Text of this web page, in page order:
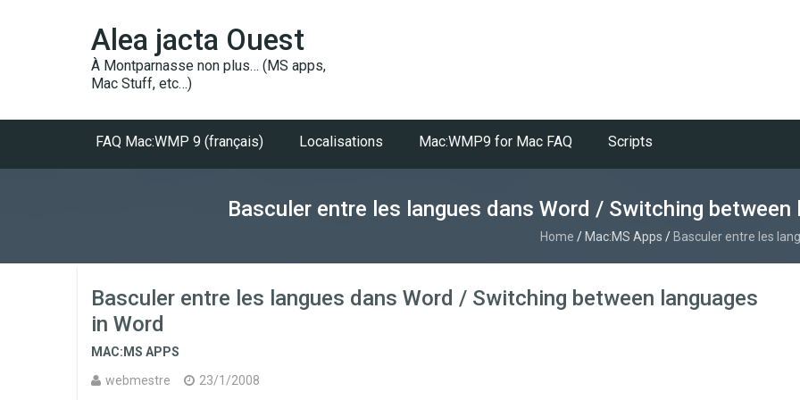
Alea jacta Ouest
À Montparnasse non plus… (MS apps,
Mac Stuff, etc…)
FAQ Mac:WMP 9 (français) Localisations Mac:WMP9 for Mac FAQ Scripts
Basculer entre les langues dans Word / Switching between
Home / Mac:MS Apps / Basculer entre les
Basculer entre les langues dans Word / Switching between languages
in Word
MAC:MS APPS
webmestre
23/1/2008